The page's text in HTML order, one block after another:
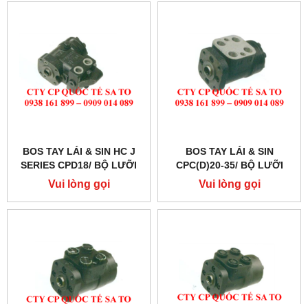
BOS TAY LÁI & SIN HC J
SERIES CPD18/ BỘ LƯỠI
GẠT & SIN PHỐT LÁI
Vui lòng gọi
BOS TAY LÁI & SIN
CPC(D)20-35/ BỘ LƯỠI
GẠT & SIN PHỐT LÁI
Vui lòng gọi